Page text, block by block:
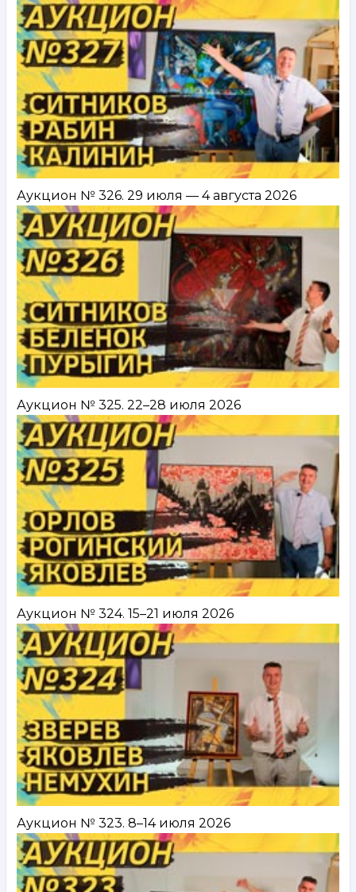
13 октября
2020
Аукцион № 326. 29 июля — 4 августа 2026
Аукцион № 325. 22–28 июля 2026
Аукцион № 324. 15–21 июля 2026
Аукцион № 323. 8–14 июля 2026